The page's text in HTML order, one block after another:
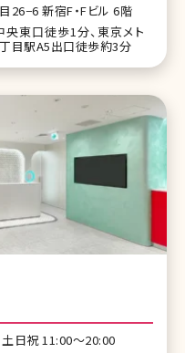
26−6 新宿F・Fビル 6階
東口徒歩1分、東京メト
目駅A5出口徒歩約3分
日祝 11:00～20:00